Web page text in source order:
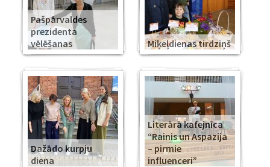
Pašpārvaldes
prezidenta
vēlēšanas
Miķeļdienas tirdziņš
Dažādo kurpju
diena
Literārā kafejnīca
“Rainis un Aspazija
– pirmie
influenceri”